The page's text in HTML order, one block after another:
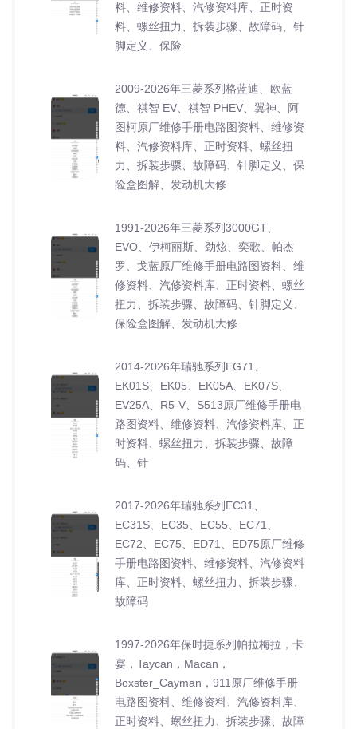
料、维修资料、汽修资料库、正时资
料、螺丝扭力、拆装步骤、故障码、针
脚定义、保险
2009-2026年三菱系列格蓝迪、欧蓝
德、祺智 EV、祺智 PHEV、翼神、阿
图柯原厂维修手册电路图资料、维修资
料、汽修资料库、正时资料、螺丝扭
力、拆装步骤、故障码、针脚定义、保
险盒图解、发动机大修
1991-2026年三菱系列3000GT、
EVO、伊柯丽斯、劲炫、奕歌、帕杰
罗、戈蓝原厂维修手册电路图资料、维
修资料、汽修资料库、正时资料、螺丝
扭力、拆装步骤、故障码、针脚定义、
保险盒图解、发动机大修
2014-2026年瑞驰系列EG71、
EK01S、EK05、EK05A、EK07S、
EV25A、R5-V、S513原厂维修手册电
路图资料、维修资料、汽修资料库、正
时资料、螺丝扭力、拆装步骤、故障
码、针
2017-2026年瑞驰系列EC31、
EC31S、EC35、EC55、EC71、
EC72、EC75、ED71、ED75原厂维修
手册电路图资料、维修资料、汽修资料
库、正时资料、螺丝扭力、拆装步骤、
故障码
1997-2026年保时捷系列帕拉梅拉，卡
宴，Taycan，Macan，
Boxster_Cayman，911原厂维修手册
电路图资料、维修资料、汽修资料库、
正时资料、螺丝扭力、拆装步骤、故障